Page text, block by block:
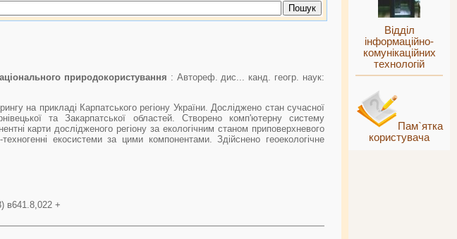
природокористування : Автореф. дис... канд. геогр. наук:
на прикладі Карпатського регіону України. Досліджено стан сучасної
та Закарпатської областей. Створено комп'ютерну систему
карти дослідженого регіону за екологічним станом приповерхневого
екосистеми за цими компонентами. Здійснено геоекологічне
в641.8,022 +
Відділ
інформаційно-
комунікаційних
технологій
Пам`ятка
користувача